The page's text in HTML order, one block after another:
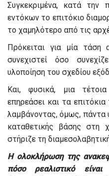
Συγκεκριμένα, κατά την
εντόκων το επιτόκιο
το χαμηλότερο από τις
Πρόκειται για μία
συνεχιστεί όσο
υλοποίηση του σχεδίου
Και, φυσικά, μια
επηρεάσει και τα
λαμβάνοντας, όμως, πάντα
καταθετικής βάσης στη
στήριζε τη
Η ολοκλήρωση της
πόσο ρεαλιστικό